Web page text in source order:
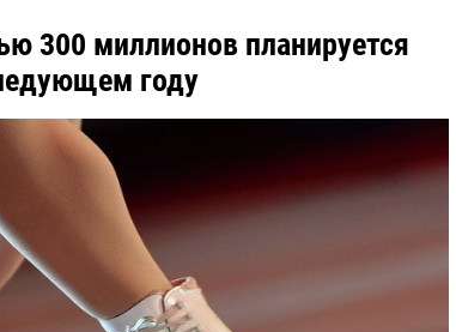
300 миллионов планируется
году